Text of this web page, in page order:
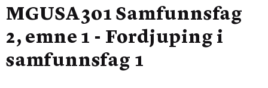
MGUSA301 Samfunnsfag
2, emne 1 - Fordjuping i
samfunnsfag 1